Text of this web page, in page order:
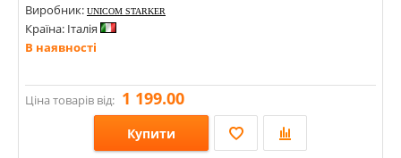
Виробник: UNICOM STARKER
Країна: Італія
В наявності
Ціна товарів від: 1 199.00
Купити